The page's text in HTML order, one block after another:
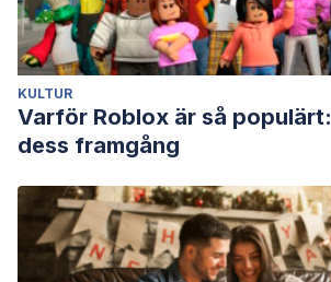
KULTUR
Varför Roblox är så
dess framgång